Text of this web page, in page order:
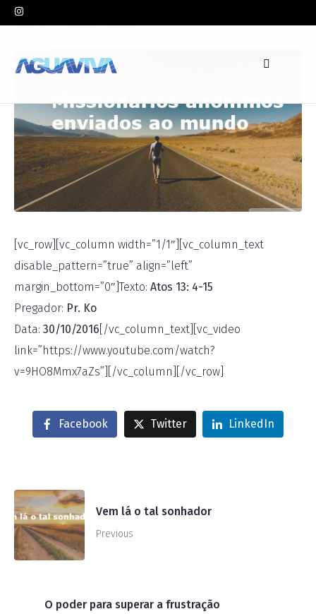
InPr. Ko Leave a comment
[vc_row][vc_column width=”1/1″][vc_column_text
disable_pattern=”true” align=”left”
margin_bottom=”0″]Texto: Atos 13: 4-15
Pregador: Pr. Ko
Data: 30/10/2016 [/vc_column_text][vc_video
link=”https://www.youtube.com/watch?
v=9HO8Mmx7aZs”][/vc_column][/vc_row]
Facebook Twitter LinkedIn
Vem lá o tal sonhador
Previous
O poder para superar a frustração